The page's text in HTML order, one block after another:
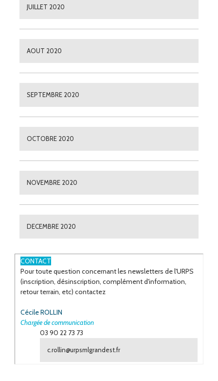
JUILLET 2020
AOUT 2020
SEPTEMBRE 2020
OCTOBRE 2020
NOVEMBRE 2020
DECEMBRE 2020
CONTACT
Pour toute question concernant les newsletters de l'URPS
(inscription, désinscription, complément d'information,
retour terrain, etc) contactez
Cécile ROLLIN
Chargée de communication
03 90 22 73 73
c.rollin@urpsmlgrandest.fr